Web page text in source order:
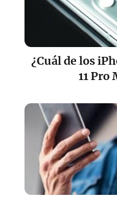
¿Cuál de los
11 Pro